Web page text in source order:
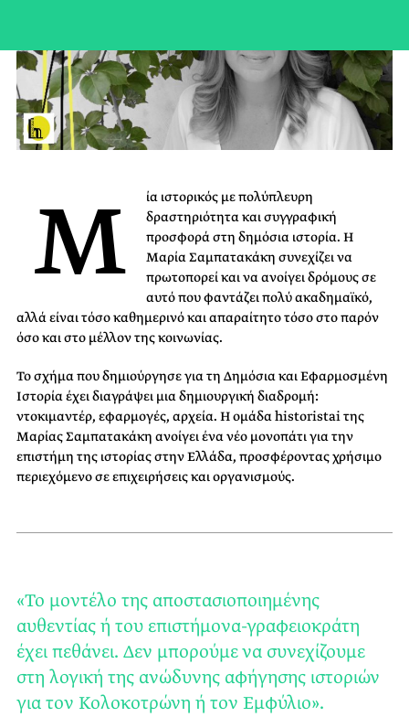
Μ
ία ιστορικός με πολύπλευρη
δραστηριότητα και συγγραφική
προσφορά στη δημόσια ιστορία. Η
Μαρία Σαμπατακάκη συνεχίζει να
πρωτοπορεί και να ανοίγει δρόμους σε
αυτό που φαντάζει πολύ ακαδημαϊκό,
αλλά είναι τόσο καθημερινό και απαραίτητο τόσο στο παρόν
όσο και στο μέλλον της κοινωνίας.
Το σχήμα που δημιούργησε για τη Δημόσια και Εφαρμοσμένη
Ιστορία έχει διαγράψει μια δημιουργική διαδρομή:
ντοκιμαντέρ, εφαρμογές, αρχεία. Η ομάδα historistai της
Μαρίας Σαμπατακάκη ανοίγει ένα νέο μονοπάτι για την
επιστήμη της ιστορίας στην Ελλάδα, προσφέροντας χρήσιμο
περιεχόμενο σε επιχειρήσεις και οργανισμούς.
«Το μοντέλο της αποστασιοποιημένης
αυθεντίας ή του επιστήμονα-γραφειοκράτη
έχει πεθάνει. Δεν μπορούμε να συνεχίζουμε
στη λογική της ανώδυνης αφήγησης ιστοριών
για τον Κολοκοτρώνη ή τον Εμφύλιο».